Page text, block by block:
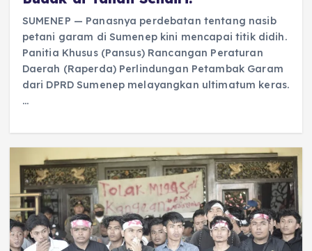
SUMENEP — Panasnya perdebatan tentang nasib
petani garam di Sumenep kini mencapai titik didih.
Panitia Khusus (Pansus) Rancangan Peraturan
Daerah (Raperda) Perlindungan Petambak Garam
dari DPRD Sumenep melayangkan ultimatum keras.
…